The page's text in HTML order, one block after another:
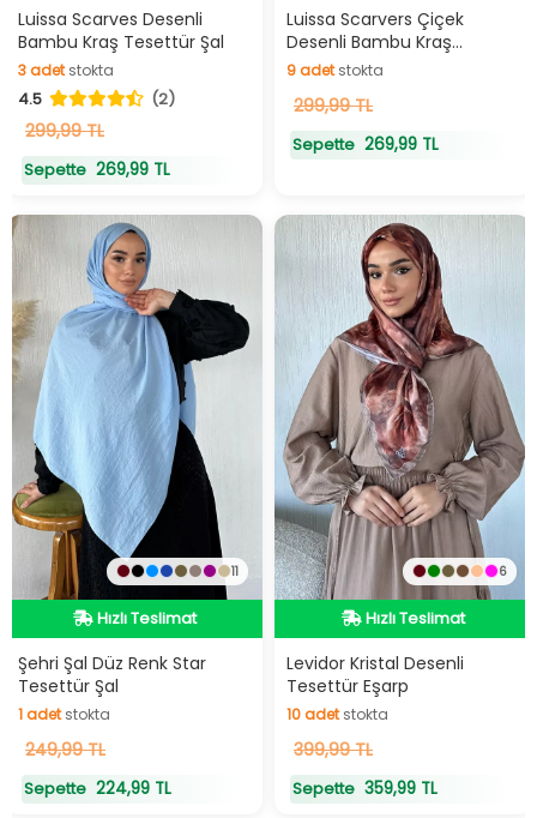
Hızlı Teslimat
Luissa Scarves Desenli
Bambu Kraş Tesettür Şal
3adetstokta
3adetstokta
4.5 (2)
299,99 TL
Sepette 269,99 TL
Hızlı Teslimat
Luissa Scarvers Çiçek
Desenli Bambu Kraş
Tesettür Şal
9adetstokta
9adetstokta
299,99 TL
Sepette 269,99 TL
11
Hızlı Teslimat
Hızlı Teslimat
Şehri Şal Düz Renk Star
Tesettür Şal
1adetstokta
adetstokta
249,99 TL
Sepette 224,99 TL
6
Hızlı Teslimat
Hızlı Teslimat
Levidor Kristal Desenli
Tesettür Eşarp
10adetstokta
10adetstokta
399,99 TL
Sepette 359,99 TL